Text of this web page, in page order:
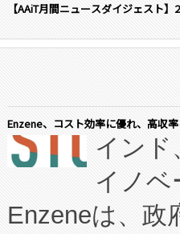
【AAiT月間ニュースダイジェスト】
Enzene、コスト効率に優れ、高収
イン
イノベ
Enzeneは、政